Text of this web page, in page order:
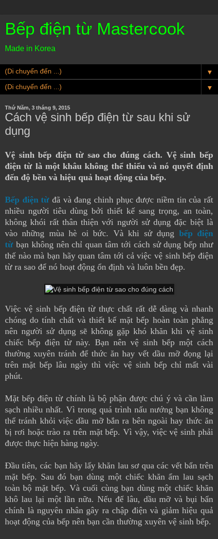
Bếp điện từ Mastercook
Made in Korea
▼
▼
Thứ Năm, 3 tháng 9, 2015
Cách vệ sinh bếp điện từ sau khi sử
dụng
Vệ sinh bếp điện từ sao cho đúng cách. Vệ sinh bếp
điện từ là một khâu không thể thiếu và nó quyết định
đến độ bền và hiệu quả hoạt động của bếp.
Bếp điện từ đã và đang chinh phục được niềm tin của rất
nhiều người tiêu dùng bởi thiết kế sang trọng, an toàn,
không khói rất thân thiện với người sử dụng đặc biệt là
vào những mùa hè oi bức. Và khi sử dụng bếp điện
từ bạn không nên chỉ quan tâm tới cách sử dụng bếp như
thế nào mà bạn hãy quan tâm tới cả việc vệ sinh bếp điện
từ ra sao để nó hoạt động ổn định và luôn bền đẹp.
Việc vệ sinh bếp điện từ thực chất rất dễ dàng và nhanh
chóng do tính chất và thiết kế mặt bếp hoàn toàn phẳng
nên người sử dụng sẽ không gặp khó khăn khi vệ sinh
chiếc bếp điện từ này. Bạn nên vệ sinh bếp một cách
thường xuyên tránh để thức ăn hay vết dầu mỡ đọng lại
trên mặt bếp lâu ngày thì việc vệ sinh bếp chỉ mất vài
phút.
Mặt bếp điện từ chính là bộ phận được chú ý và cần làm
sạch nhiều nhất. Vì trong quá trình nấu nướng bạn không
thể tránh khỏi việc dầu mỡ bắn ra bên ngoài hay thức ăn
bị rơi hoặc trào ra trên mặt bếp. Vì vậy, việc vệ sinh phải
được thực hiện hàng ngày.
Đầu tiên, các bạn hãy lấy khăn lau sơ qua các vết bẩn trên
mặt bếp. Sau đó bạn dùng một chiếc khăn ẩm lau sạch
toàn bộ mặt bếp. Và cuối cùng bạn dùng một chiếc khăn
khô lau lại một lần nữa. Nếu để lâu, dầu mỡ và bụi bẩn
chính là nguyên nhân gây ra chập điện và giảm hiệu quả
hoạt động của bếp nên bạn cần thường xuyên vệ sinh bếp.